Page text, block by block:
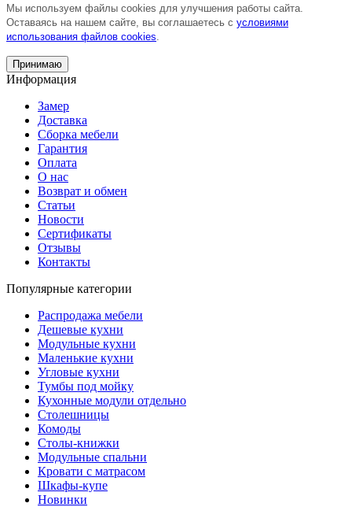
Мы используем файлы cookies для улучшения работы сайта.
Оставаясь на нашем сайте, вы соглашаетесь с условиями
использования файлов cookies
Принимаю
Информация
Замер
Доставка
Сборка мебели
Гарантия
Оплата
О нас
Возврат и обмен
Статьи
Новости
Сертификаты
Отзывы
Контакты
Популярные категории
Распродажа мебели
Дешевые кухни
Модульные кухни
Маленькие кухни
Угловые кухни
Тумбы под мойку
Кухонные модули отдельно
Столешницы
Комоды
Столы-книжки
Модульные спальни
Кровати с матрасом
Шкафы-купе
Новинки